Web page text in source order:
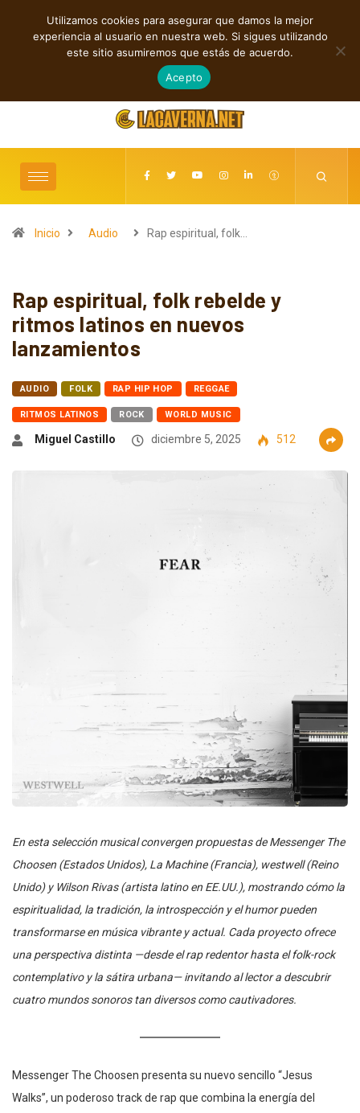
TENDENCIAS
Cuatro canciones independientes entre folk, rock y pop
agosto 8, 2026
Inicio Audio Rap espiritual, folk…
Rap espiritual, folk rebelde y
ritmos latinos en nuevos
lanzamientos
AUDIO FOLK RAP HIP HOP REGGAE
RITMOS LATINOS ROCK WORLD MUSIC
Miguel Castillo diciembre 5, 2025 512
En esta selección musical convergen propuestas de Messenger The
Choosen (Estados Unidos), La Machine (Francia), westwell (Reino
Unido) y Wilson Rivas (artista latino en EE.UU.), mostrando cómo la
espiritualidad, la tradición, la introspección y el humor pueden
transformarse en música vibrante y actual. Cada proyecto ofrece
una perspectiva distinta —desde el rap redentor hasta el folk-rock
contemplativo y la sátira urbana— invitando al lector a descubrir
cuatro mundos sonoros tan diversos como cautivadores.
Messenger The Choosen presenta su nuevo sencillo “Jesus
Walks”, un poderoso track de rap que combina la energía del
Utilizamos cookies para asegurar que damos la mejor
experiencia al usuario en nuestra web. Si sigues utilizando
este sitio asumiremos que estás de acuerdo.
Acepto